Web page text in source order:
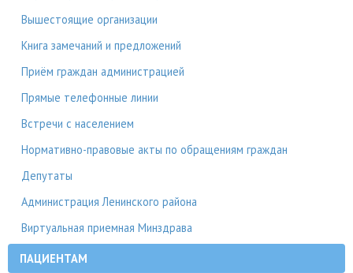
Вышестоящие организации
Книга замечаний и предложений
Приём граждан администрацией
Прямые телефонные линии
Встречи с населением
Нормативно-правовые акты по обращениям граждан
Депутаты
Администрация Ленинского района
Виртуальная приемная Минздрава
ПАЦИЕНТАМ